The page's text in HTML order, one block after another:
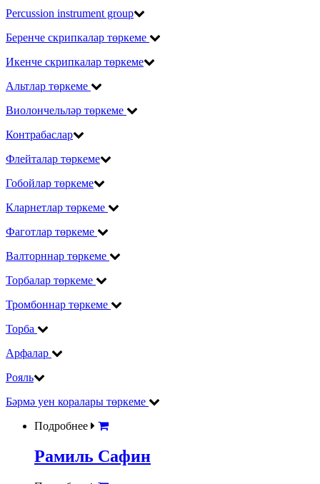
Percussion instrument group
Беренче скрипкалар төркеме
Икенче скрипкалар төркеме
Альтлар төркеме
Виолончельләр төркеме
Контрабаслар
Флейталар төркеме
Гобойлар төркеме
Кларнетлар төркеме
Фаготлар төркеме
Валторннар төркеме
Торбалар төркеме
Тромбоннар төркеме
Торба
Арфалар
Рояль
Бәрмә уен коралары төркеме
Подробнее
Рамиль Сафин